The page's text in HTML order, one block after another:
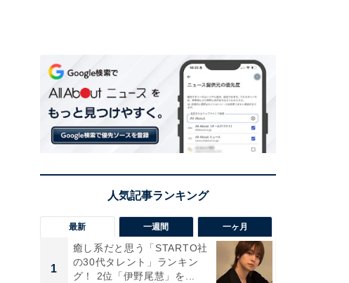
最新 一週間 一ヶ月
1
癒し系だと思う「STARTO社
の30代タレント」ランキン
グ！ 2位「伊野尾慧」を...